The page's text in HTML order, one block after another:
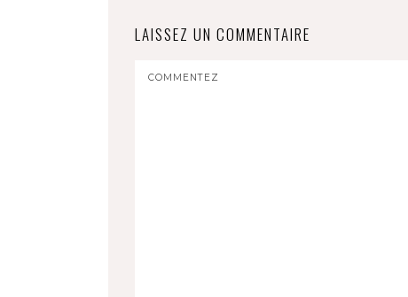
LAISSEZ UN COMMENTAIRE